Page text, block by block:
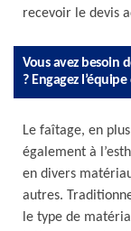
recevoir le devis
Vous avez besoin
? Engagez
Le faîtage, en
également à
en divers
autres.
le type de